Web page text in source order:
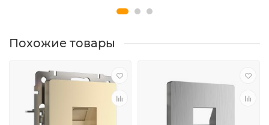
Похожие товары